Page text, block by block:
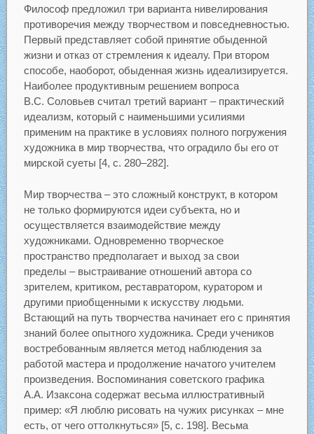
Философ предложил три варианта нивелирования
противоречия между творчеством и повседневностью.
Первый представляет собой принятие обыденной
жизни и отказ от стремления к идеалу. При втором
способе, наоборот, обыденная жизнь идеализируется.
Наиболее продуктивным решением вопроса
В.С. Соловьев считал третий вариант – практический
идеализм, который с наименьшими усилиями
применим на практике в условиях полного погружения
художника в мир творчества, что оградило бы его от
мирской суеты [4, c. 280–282].
Мир творчества – это сложный конструкт, в котором
не только формируются идеи субъекта, но и
осуществляется взаимодействие между
художниками. Одновременно творческое
пространство предполагает и выход за свои
пределы – выстраивание отношений автора со
зрителем, критиком, реставратором, куратором и
другими приобщенными к искусству людьми.
Встающий на путь творчества начинает его с принятия
знаний более опытного художника. Среди учеников
востребованным является метод наблюдения за
работой мастера и продолжение начатого учителем
произведения. Воспоминания советского графика
А.А. Изаксона содержат весьма иллюстративный
пример: «Я люблю рисовать на чужих рисунках – мне
есть, от чего оттолкнуться» [5, с. 198]. Весьма